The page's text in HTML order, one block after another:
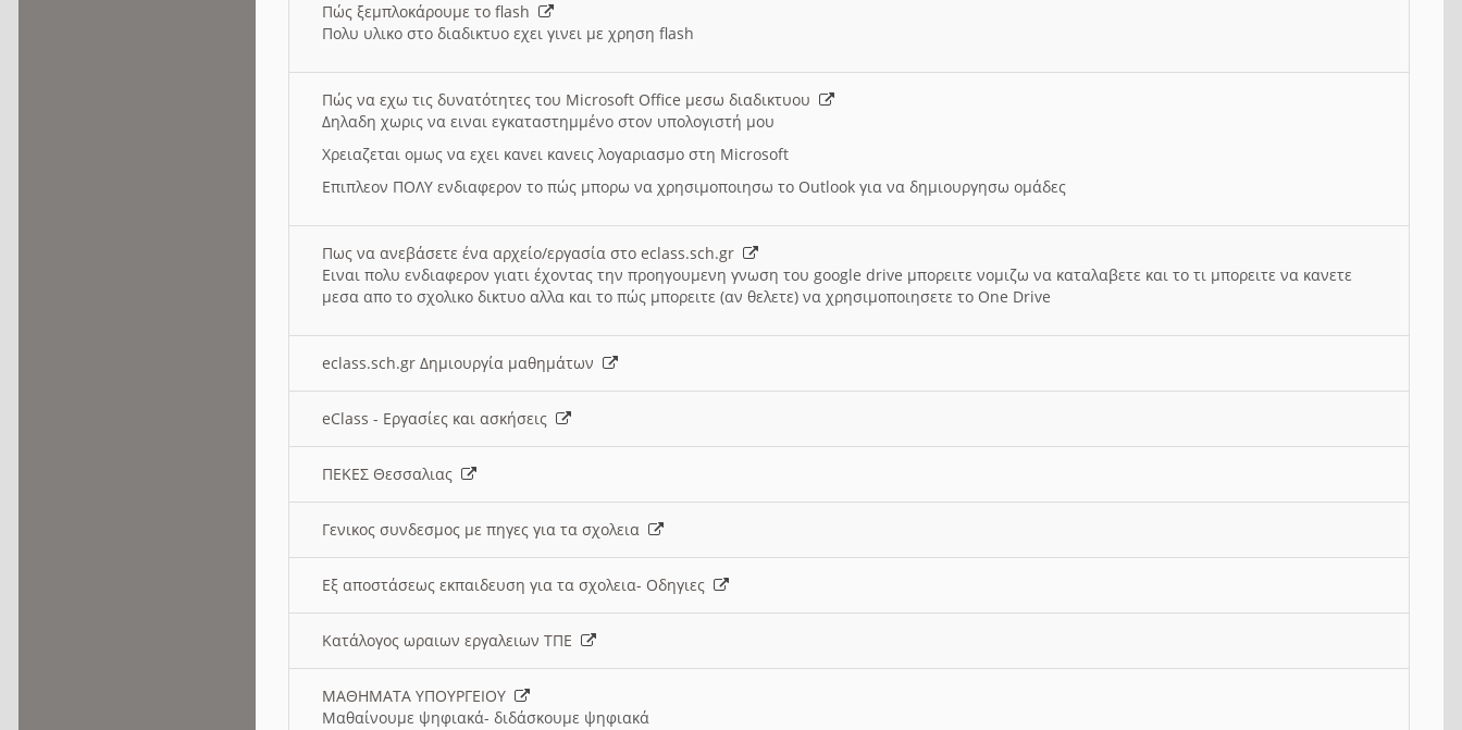
Πώς ξεμπλοκάρουμε το flash
Πολυ υλικο στο διαδικτυο εχει γινει με χρηση flash
Πώς να εχω τις δυνατότητες του Microsoft Office μεσω διαδικτυου
Δηλαδη χωρις να ειναι εγκαταστημμένο στον υπολογιστή μου
Χρειαζεται ομως να εχει κανει κανεις λογαριασμο στη Microsoft
Επιπλεον ΠΟΛΥ ενδιαφερον το πώς μπορω να χρησιμοποιησω το Outlook για να δημιουργησω ομάδες
Πως να ανεβάσετε ένα αρχείο/εργασία στο eclass.sch.gr
Ειναι πολυ ενδιαφερον γιατι έχοντας την προηγουμενη γνωση του google drive μπορειτε νομιζω να καταλαβετε και το τι μπορειτε να κανετε
μεσα απο το σχολικο δικτυο αλλα και το πώς μπορειτε (αν θελετε) να χρησιμοποιησετε το One Drive
eclass.sch.gr Δημιουργία μαθημάτων
eClass - Εργασίες και ασκήσεις
ΠΕΚΕΣ Θεσσαλιας
Γενικος συνδεσμος με πηγες για τα σχολεια
Εξ αποστάσεως εκπαιδευση για τα σχολεια- Οδηγιες
Κατάλογος ωραιων εργαλειων ΤΠΕ
ΜΑΘΗΜΑΤΑ ΥΠΟΥΡΓΕΙΟΥ
Μαθαίνουμε ψηφιακά- διδάσκουμε ψηφιακά